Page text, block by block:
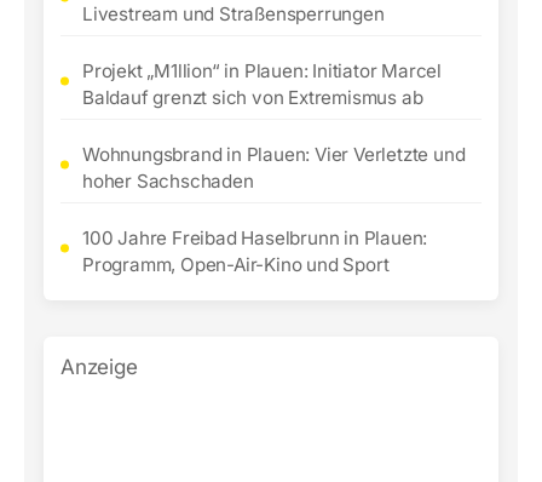
Livestream und Straßensperrungen
Projekt „M1llion“ in Plauen: Initiator Marcel
Baldauf grenzt sich von Extremismus ab
Wohnungsbrand in Plauen: Vier Verletzte und
hoher Sachschaden
100 Jahre Freibad Haselbrunn in Plauen:
Programm, Open-Air-Kino und Sport
Anzeige